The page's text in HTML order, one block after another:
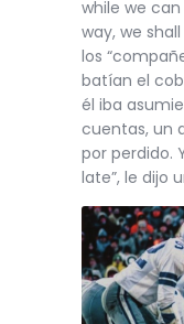
while we
way, we
los
batían el
él iba
cuentas, un
por perdido.
late”, le dijo